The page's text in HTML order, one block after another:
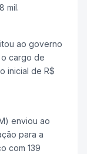
mil.
ao governo
o cargo de
inicial de R$
enviou ao
para a
com 139